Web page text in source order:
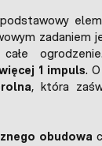
zadaniem
1 impuls.
, która
obudowa